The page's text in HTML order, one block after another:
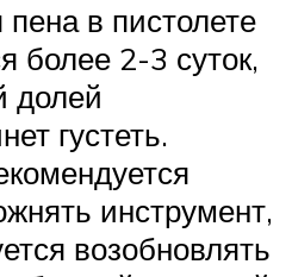
в пистолете
более 2-3 суток,
долей
густеть.
инструмент,
возобновлять